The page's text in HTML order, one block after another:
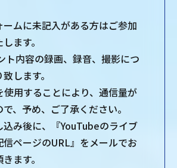
ームに未記入がある方はご参加
ます。
ト内容の録画、録音、撮影につ
します。
使用することにより、通信量が
、予め、ご了承ください。
込み後に、『YouTubeのライブ
信ページのURL』をメールでお
ます。